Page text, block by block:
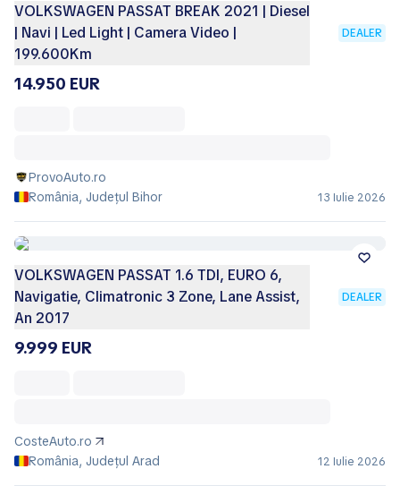
VOLKSWAGEN PASSAT BREAK 2021 | Diesel
| Navi | Led Light | Camera Video |
199.600Km
DEALER
14.950 EUR
ProvoAuto.ro
România, Județul Bihor
13 Iulie 2026
VOLKSWAGEN PASSAT 1.6 TDI, EURO 6,
Navigatie, Climatronic 3 Zone, Lane Assist,
An 2017
DEALER
9.999 EUR
CosteAuto.ro
România, Județul Arad
12 Iulie 2026